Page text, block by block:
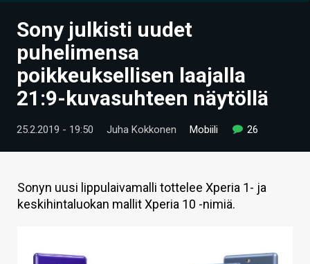
UUTISET
ARTIKKELIT
VIDEOT
TECHBBS
HINTA.FI
Sony julkisti uudet
puhelimensa
poikkeuksellisen laajalla
21:9-kuvasuhteen näytöllä
25.2.2019 - 19:50 Juha Kokkonen Mobiili 26
Sonyn uusi lippulaivamalli tottelee Xperia 1- ja
keskihintaluokan mallit Xperia 10 -nimiä.